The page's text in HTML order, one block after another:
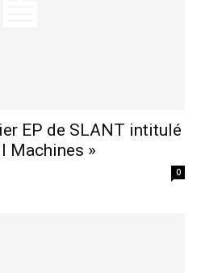
EP de SLANT intitulé
Machines »
0